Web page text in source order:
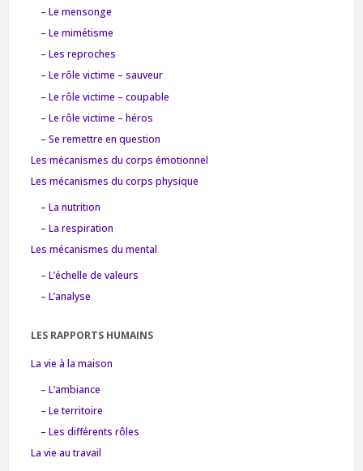
– Le mensonge
– Le mimétisme
– Les reproches
– Le rôle victime – sauveur
– Le rôle victime – coupable
– Le rôle victime – héros
– Se remettre en question
Les mécanismes du corps émotionnel
Les mécanismes du corps physique
– La nutrition
– La respiration
Les mécanismes du mental
– L’échelle de valeurs
– L’analyse
LES RAPPORTS HUMAINS
La vie à la maison
– L’ambiance
– Le territoire
– Les différents rôles
La vie au travail